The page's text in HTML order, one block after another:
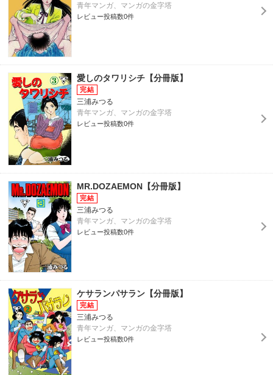
青年マンガ、マンガの金字塔
レビュー投稿数0件
愛しのタワリシチ【分冊版】
三浦みつる
青年マンガ、マンガの金字塔
レビュー投稿数0件
MR.DOZAEMON【分冊版】
三浦みつる
青年マンガ、マンガの金字塔
レビュー投稿数0件
ケサランパサラン【分冊版】
三浦みつる
青年マンガ、マンガの金字塔
レビュー投稿数0件